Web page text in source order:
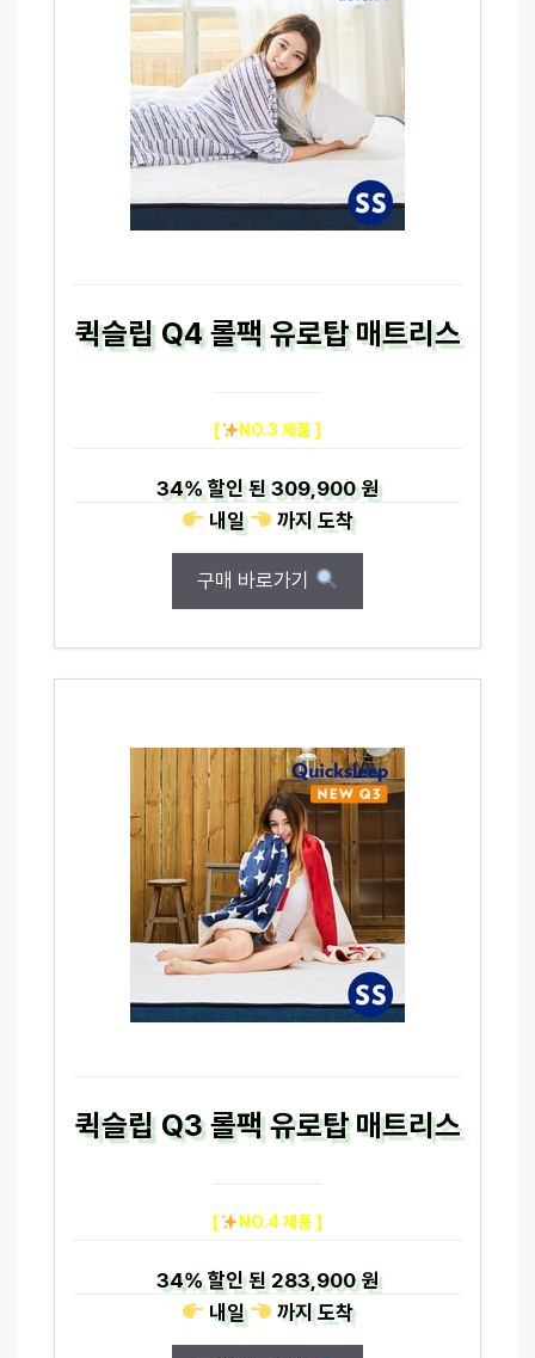
퀵슬립 Q4 롤팩 유로탑 매트리스
[ NO.3 제품 ]
34%할인 된309,900 원
내일
까지도착
구매 바로가기
퀵슬립 Q3 롤팩 유로탑 매트리스
[ NO.4 제품 ]
34%할인 된283,900 원
내일
까지도착